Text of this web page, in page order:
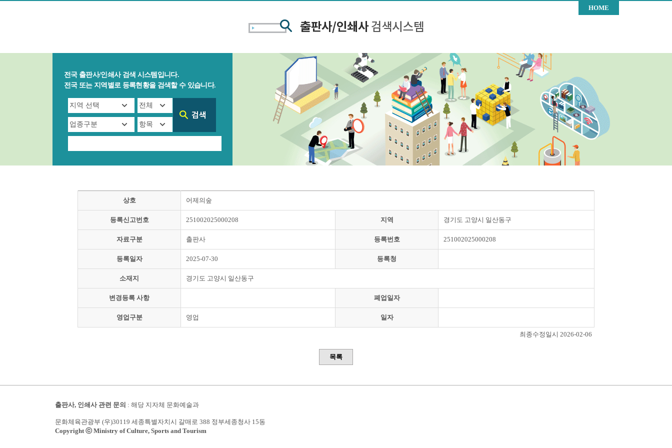
HOME
전국 출판사/인쇄사 검색 시스템입니다.
전국 또는 지역별로 등록현황을 검색할 수 있습니다.
상호 어제의숲
등록신고번호 251002025000208 지역 경기도 고양시 일산동구
자료구분 출판사 등록번호 251002025000208
등록일자 2025-07-30 등록청
소재지 경기도 고양시 일산동구
변경등록 사항 폐업일자
영업구분 영업 일자
최종수정일시 2026-02-06
목록
출판사, 인쇄사 관련 문의 : 해당 지자체 문화예술과
문화체육관광부 (우)30119 세종특별자치시 갈매로 388 정부세종청사 15동
Copyright ⓒ Ministry of Culture, Sports and Tourism